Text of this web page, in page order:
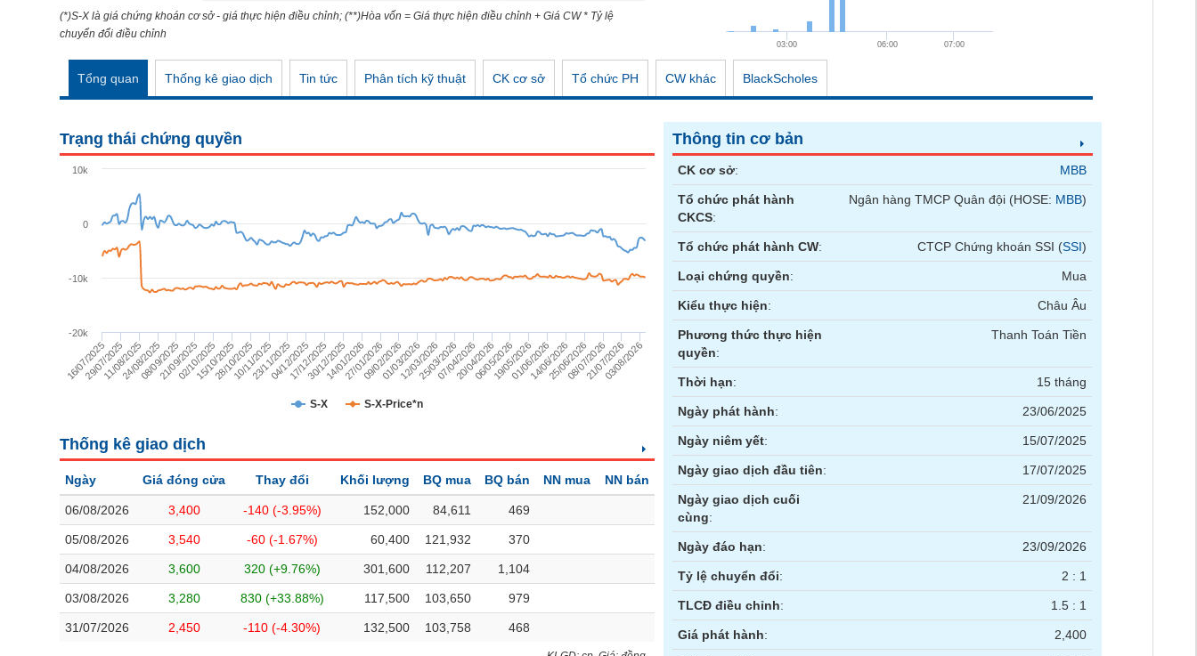
(*)S-X là giá chứng khoán cơ sở - giá thực hiện điều chỉnh; (**)Hòa vốn = Giá thực hiện điều chỉnh + Giá CW * Tỷ lệ
chuyển đổi điều chỉnh
03:00 06:00 07:00
Tổng quan Thống kê giao dịch Tin tức Phân tích kỹ thuật CK cơ sở Tổ chức PH CW khác BlackScholes
Trạng thái chứng quyền
S-X S-X-Price*n
16/07/2025
29/07/2025
11/08/2025
24/08/2025
08/09/2025
21/09/2025
02/10/2025
15/10/2025
28/10/2025
10/11/2025
23/11/2025
04/12/2025
17/12/2025
30/12/2025
14/01/2026
27/01/2026
09/02/2026
01/03/2026
12/03/2026
25/03/2026
07/04/2026
20/04/2026
06/05/2026
19/05/2026
01/06/2026
14/06/2026
25/06/2026
08/07/2026
21/07/2026
03/08/2026
-10k
0
10k
-20k
Thống kê giao dịch
Ngày Giá đóng cửa Thay đổi Khối lượng BQ mua BQ bán NN mua NN bán
06/08/2026 3,400 -140 (-3.95%) 152,000 84,611 469
05/08/2026 3,540 -60 (-1.67%) 60,400 121,932 370
04/08/2026 3,600 320 (+9.76%) 301,600 112,207 1,104
03/08/2026 3,280 830 (+33.88%) 117,500 103,650 979
31/07/2026 2,450 -110 (-4.30%) 132,500 103,758 468
Thông tin cơ bản
CK cơ sở: MBB
Tổ chức phát hành
CKCS:
Ngân hàng TMCP Quân đội (HOSE: MBB)
Tổ chức phát hành CW: CTCP Chứng khoán SSI (SSI)
Loại chứng quyền: Mua
Kiểu thực hiện: Châu Âu
Phương thức thực hiện
quyền:
Thanh Toán Tiền
Thời hạn: 15 tháng
Ngày phát hành: 23/06/2025
Ngày niêm yết: 15/07/2025
Ngày giao dịch đầu tiên: 17/07/2025
Ngày giao dịch cuối
cùng:
21/09/2026
Ngày đáo hạn: 23/09/2026
Tỷ lệ chuyển đổi: 2 : 1
TLCĐ điều chỉnh: 1.5 : 1
Giá phát hành: 2,400
PHÂN TÍCH
VS-SECTOR
NGUYÊN VẬT LIỆU
TIÊU DÙNG KHÔNG THIẾT YẾU
TIÊU DÙNG THIẾT YẾU
CHĂM SÓC SỨC KHỎE
CÔNG NGHỆ THÔNG TIN
BẤT ĐỘNG SẢN
Mã chứng khoán
Cổ phiếu Chỉ số Chứng chỉ quỹ Chứng quyền Hợp đồng tương lai
Lãnh đạo(-)
Người nội bộ Người liên quan Cổ đông lớn